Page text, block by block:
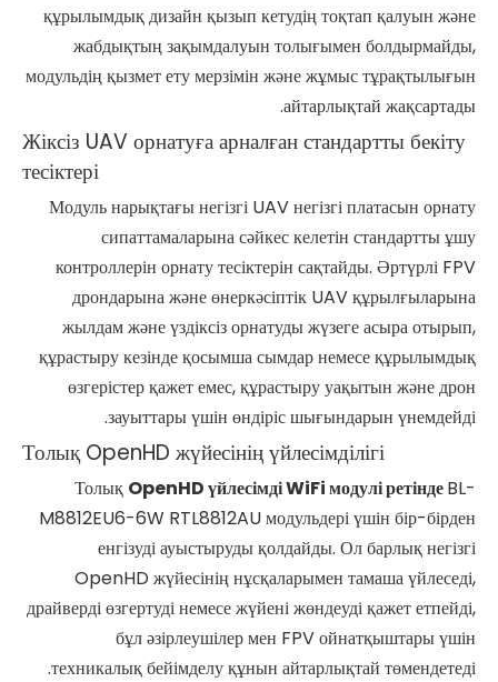
құрылымдық дизайн қызып кетудің тоқтап қалуын және
жабдықтың зақымдалуын толығымен болдырмайды,
модульдің қызмет ету мерзімін және жұмыс тұрақтылығын
айтарлықтай жақсартады.
Жіксіз UAV орнатуға арналған стандартты бекіту
тесіктері
Модуль нарықтағы негізгі UAV негізгі платасын орнату
сипаттамаларына сәйкес келетін стандартты ұшу
контроллерін орнату тесіктерін сақтайды. Әртүрлі FPV
дрондарына және өнеркәсіптік UAV құрылғыларына
жылдам және үздіксіз орнатуды жүзеге асыра отырып,
құрастыру кезінде қосымша сымдар немесе құрылымдық
өзгерістер қажет емес, құрастыру уақытын және дрон
зауыттары үшін өндіріс шығындарын үнемдейді.
Толық OpenHD жүйесінің үйлесімділігі
Толық OpenHD үйлесімді WiFi модулі ретіндеBL-
M8812EU6-6W RTL8812AU модульдері үшін бір-бірден
енгізуді ауыстыруды қолдайды. Ол барлық негізгі
OpenHD жүйесінің нұсқаларымен тамаша үйлеседі,
драйверді өзгертуді немесе жүйені жөндеуді қажет етпейді,
бұл әзірлеушілер мен FPV ойнатқыштары үшін
техникалық бейімделу құнын айтарлықтай төмендетеді.